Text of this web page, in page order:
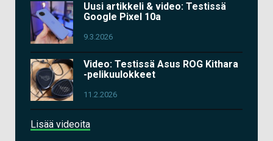
Uusi artikkeli & video: Testissä
Google Pixel 10a
9.3.2026
Video: Testissä Asus ROG Kithara
-pelikuulokkeet
11.2.2026
Lisää videoita